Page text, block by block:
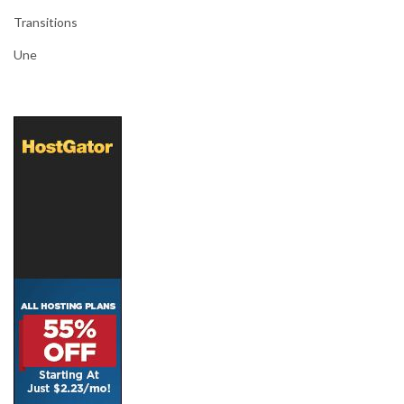
Transitions
Une